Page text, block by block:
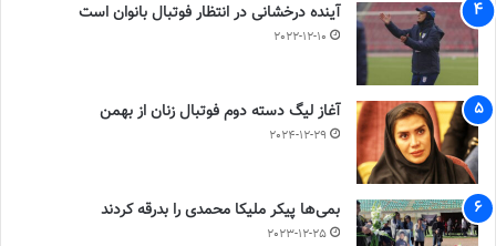
آینده درخشانی در انتظار فوتبال بانوان است
2022-12-10
آغاز لیگ دسته دوم فوتبال زنان از بهمن
2024-12-29
بمی‌ها پیکر ملیکا محمدی را بدرقه کردند
2023-12-25